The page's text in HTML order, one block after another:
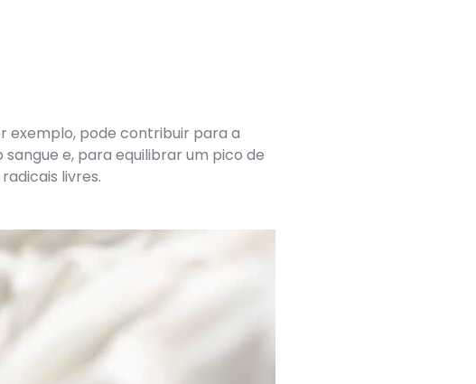
exemplo, pode contribuir para a
e, para equilibrar um pico de
livres.